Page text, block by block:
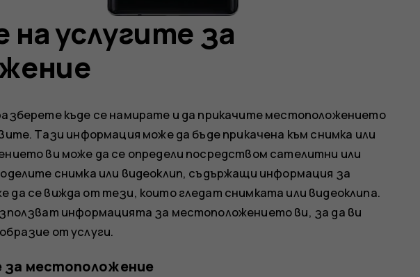
на услугите за
къде се намирате и да прикачите местоположението
Тази информация може да бъде прикачена към снимка или
ви може да се определи посредством сателитни или
снимка или видеоклип, съдържащи информация за
се вижда от тези, които гледат снимката или видеоклипа.
информацията за местоположението ви, за да ви
от услуги.
за местоположение